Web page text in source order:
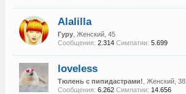
Alalilla
Гуру, Женский, 45
Сообщения: 2.314 Симпатии: 5.699
loveless
Тюлень с пипидастрами! , Женский, 38,
Сообщения: 6.262 Симпатии: 14.656